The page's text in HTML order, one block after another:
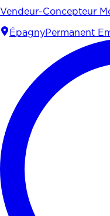
Vendeur-Concepteur
ÉpagnyPermanent